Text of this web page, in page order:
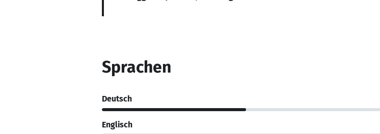
Sprachen
Deutsch
Englisch